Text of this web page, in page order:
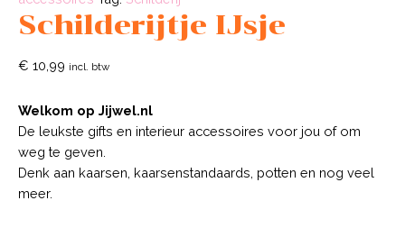
Schilderijtje IJsje
€ 10,99 incl. btw
Welkom op Jijwel.nl
De leukste gifts en interieur accessoires voor jou of om
weg te geven.
Denk aan kaarsen, kaarsenstandaards, potten en nog veel
meer.